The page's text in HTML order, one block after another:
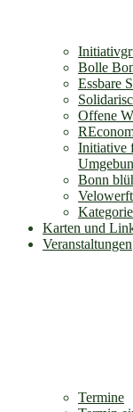
Bolle
Essbare
Offene
Initiative
Bonn
Velowerft
Karten und
Veranstaltungen
Termine